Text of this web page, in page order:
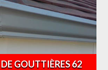
GOUTTIÈRES 62